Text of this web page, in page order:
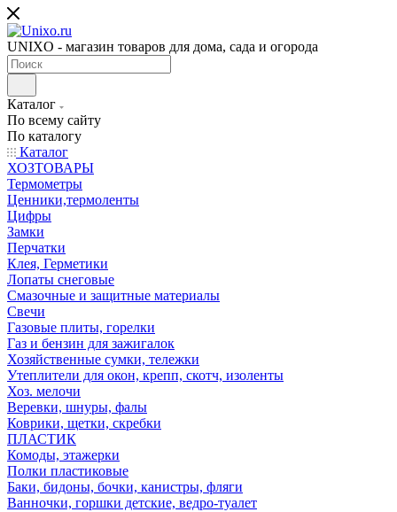
UNIXO - магазин товаров для дома, сада и огорода
Каталог
По всему сайту
По каталогу
Каталог
ХОЗТОВАРЫ
Термометры
Ценники,термоленты
Цифры
Замки
Перчатки
Клея, Герметики
Лопаты снеговые
Смазочные и защитные материалы
Свечи
Газовые плиты, горелки
Газ и бензин для зажигалок
Хозяйственные сумки, тележки
Утеплители для окон, крепп, скотч, изоленты
Хоз. мелочи
Веревки, шнуры, фалы
Коврики, щетки, скребки
ПЛАСТИК
Комоды, этажерки
Полки пластиковые
Баки, бидоны, бочки, канистры, фляги
Ванночки, горшки детские, ведро-туалет